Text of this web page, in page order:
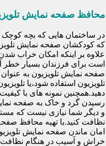
محافظ صفحه نمایش
در ساختمان هایی که بچه کوچک
که کودکشان صفحه نمایش
علاوه بر اینکه امکان خراب
است برای فرزندان بسیار
صفحه نمایش تلویزیون به
تلویزیون استفاده شود،یا
دهید.همچنین نمونه های با
رسیدن گرد و خاک به صفحه
و دیگر شما نیازی نیست که
نظافت کنید.با تهیه محافظ صفحه
امان ماندن صفحه نمایش
خراش و آسیب در هنگام نظافت